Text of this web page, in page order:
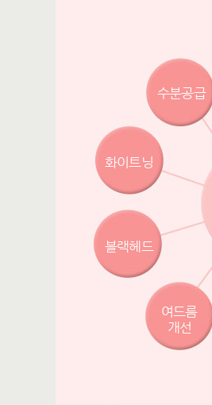
여드름
개선
블랙헤드
화이트닝
수분공급